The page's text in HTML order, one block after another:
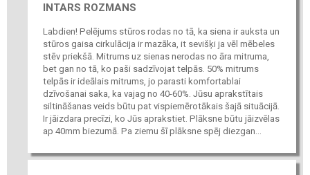
INTARS ROZMANS
Labdien! Pelējums stūros rodas no tā, ka siena ir auksta un
stūros gaisa cirkulācija ir mazāka, it sevišķi ja vēl mēbeles
stēv priekšā. Mitrums uz sienas nerodas no āra mitruma,
bet gan no tā, ko paši sadzīvojat telpās. 50% mitrums
telpās ir ideālais mitrums, jo parasti komfortablai
dzīvošanai saka, ka vajag no 40-60%. Jūsu aprakstītais
siltināšanas veids būtu pat vispiemērotākais šajā situācijā.
Ir jāizdara precīzi, ko Jūs aprakstiet. Plāksne būtu jāizvēlas
ap 40mm biezumā. Pa ziemu šī plāksne spēj diezgan...